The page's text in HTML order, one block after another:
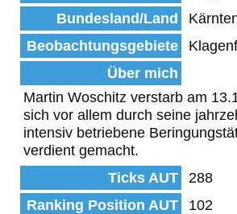
Bundesland/Land
Beobachtungsgebiete
Über mich
Martin Woschitz verstarb am
sich vor allem durch seine
intensiv betriebene
verdient gemacht.
Ticks AUT
288
Ranking Position AUT
102